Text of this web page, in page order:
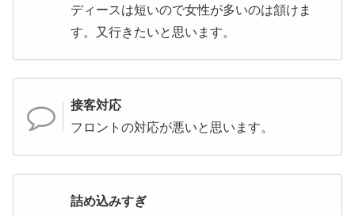
ディースは短いので女性が多いのは頷けま
す。又行きたいと思います。
接客対応
フロントの対応が悪いと思います。
詰め込みすぎ